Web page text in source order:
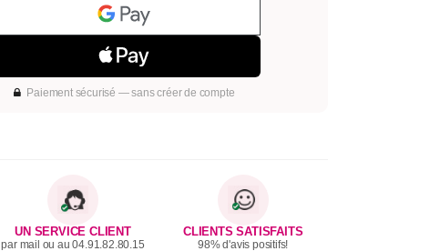
Paiement sécurisé — sans créer de compte
UN SERVICE CLIENT
par mail ou au 04.91.82.80.15
CLIENTS SATISFAITS
98% d'avis positifs!